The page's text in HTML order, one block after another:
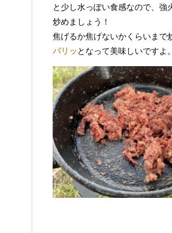
と少し水っぽい食感なので、強
炒めましょう！
焦げるか焦げないかくらいまで
パリッ となって美味しいですよ。